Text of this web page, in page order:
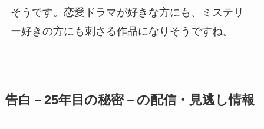
そうです。恋愛ドラマが好きな方にも、ミステリ
ー好きの方にも刺さる作品になりそうですね。
告白－25年目の秘密－の配信・見逃し情報